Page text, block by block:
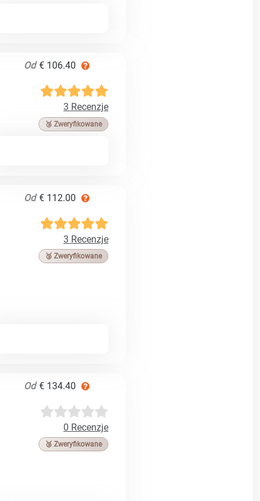
Od€ 106.40
3 Recenzje
🥉 Zweryfikowane
Od€ 112.00
3 Recenzje
🥉 Zweryfikowane
Od€ 134.40
0 Recenzje
🥉 Zweryfikowane